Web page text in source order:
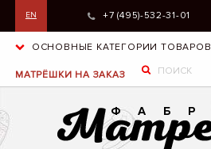
EN +7 (495)-532-31-01
ОСНОВНЫЕ КАТЕГОРИИ ТОВАРОВ
МАТРЁШКИ НА ЗАКАЗ